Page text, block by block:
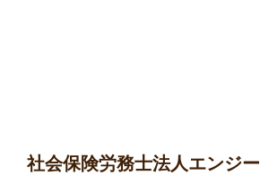
社会保険労務士法人エンジー